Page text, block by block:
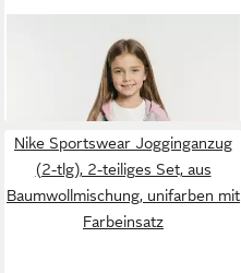
NIKE SPORTSWEAR
Jogginganzug NKN COLOR
BLOCKED HBR JOGGER S
(Set, 3-tlg), 3-teiliges Set aus
Kapuzen-Sweatjacke, T-Shirt
und Jogginghose
Nike Sportswear Jogginganzug
(2-tlg), 2-teiliges Set, aus
Baumwollmischung, unifarben mit
Farbeinsatz